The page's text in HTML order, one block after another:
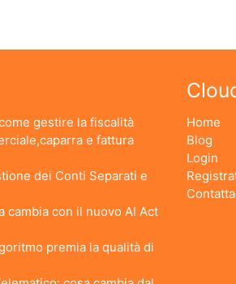
gestire la fiscalità
e fattura
dei Conti Separati e
cambia con il nuovo AI Act
premia la qualità di
Home
Blog
Login